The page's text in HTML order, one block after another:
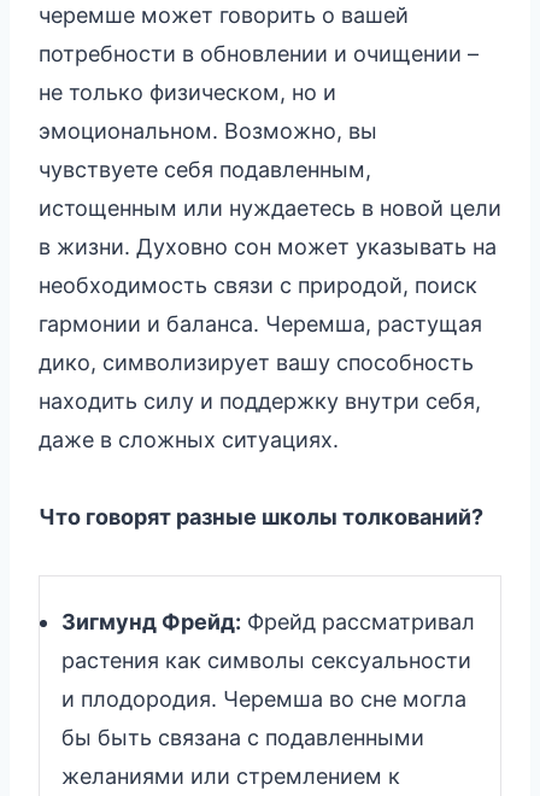
черемше может говорить о вашей
потребности в обновлении и очищении –
не только физическом, но и
эмоциональном. Возможно, вы
чувствуете себя подавленным,
истощенным или нуждаетесь в новой цели
в жизни. Духовно сон может указывать на
необходимость связи с природой, поиск
гармонии и баланса. Черемша, растущая
дико, символизирует вашу способность
находить силу и поддержку внутри себя,
даже в сложных ситуациях.
Что говорят разные школы толкований?
Зигмунд Фрейд: Фрейд рассматривал
растения как символы сексуальности
и плодородия. Черемша во сне могла
бы быть связана с подавленными
желаниями или стремлением к